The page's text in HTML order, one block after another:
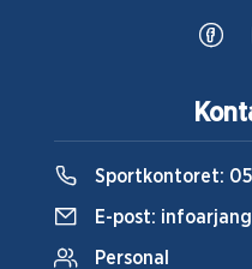
Sportkontoret:
E-post:
Personal